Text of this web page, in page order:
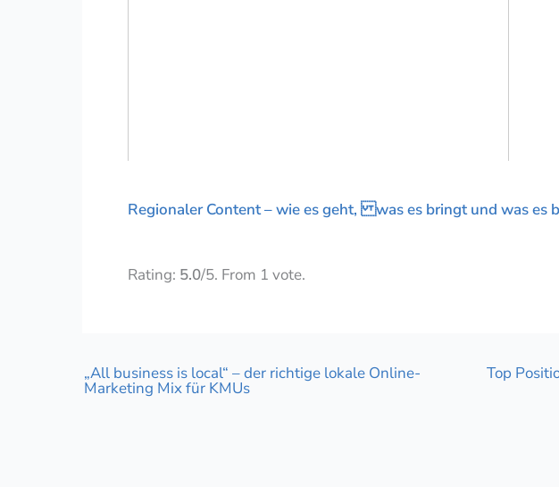
Regionaler Content – wie es geht, was es bringt und was es
Rating: 5.0/5. From 1 vote.
„All business is local“ – der richtige lokale Online-
Marketing Mix für KMUs
Top